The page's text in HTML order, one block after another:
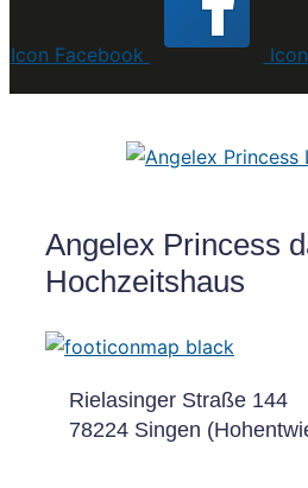
Icon Facebook
Angelex Princess
Hochzeitshaus
Rielasinger Straße 144
78224 Singen